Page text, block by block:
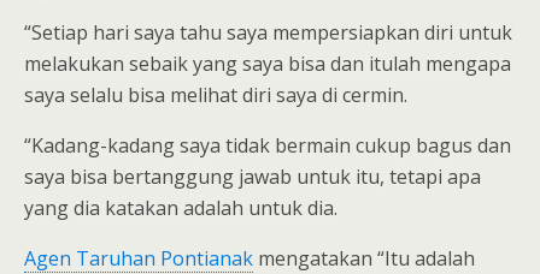
“Setiap hari saya tahu saya mempersiapkan diri untuk
melakukan sebaik yang saya bisa dan itulah mengapa
saya selalu bisa melihat diri saya di cermin.
“Kadang-kadang saya tidak bermain cukup bagus dan
saya bisa bertanggung jawab untuk itu, tetapi apa
yang dia katakan adalah untuk dia.
Agen Taruhan Pontianak mengatakan “Itu adalah